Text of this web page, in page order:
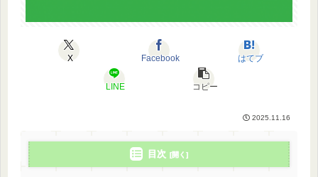
X Facebook はてブ
LINE コピー
2025.11.16
目次